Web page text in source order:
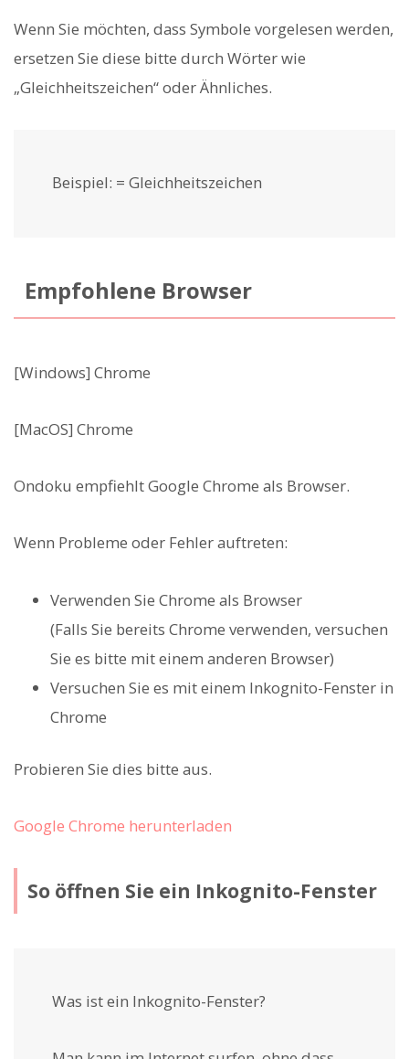
Wenn Sie möchten, dass Symbole vorgelesen werden,
ersetzen Sie diese bitte durch Wörter wie
„Gleichheitszeichen“ oder Ähnliches.
Beispiel: = Gleichheitszeichen
Empfohlene Browser
[Windows] Chrome
[MacOS] Chrome
Ondoku empfiehlt Google Chrome als Browser.
Wenn Probleme oder Fehler auftreten:
Verwenden Sie Chrome als Browser
(Falls Sie bereits Chrome verwenden, versuchen
Sie es bitte mit einem anderen Browser)
Versuchen Sie es mit einem Inkognito-Fenster in
Chrome
Probieren Sie dies bitte aus.
Google Chrome herunterladen
So öffnen Sie ein Inkognito-Fenster
Was ist ein Inkognito-Fenster?